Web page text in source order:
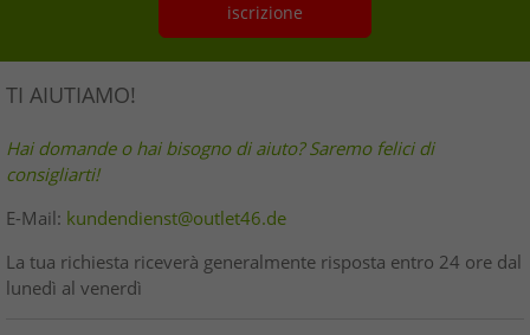
iscrizione
TI AIUTIAMO!
Hai domande o hai bisogno di aiuto? Saremo felici di
consigliarti!
E-Mail: kundendienst@outlet46.de
La tua richiesta riceverà generalmente risposta entro 24 ore dal
lunedì al venerdì